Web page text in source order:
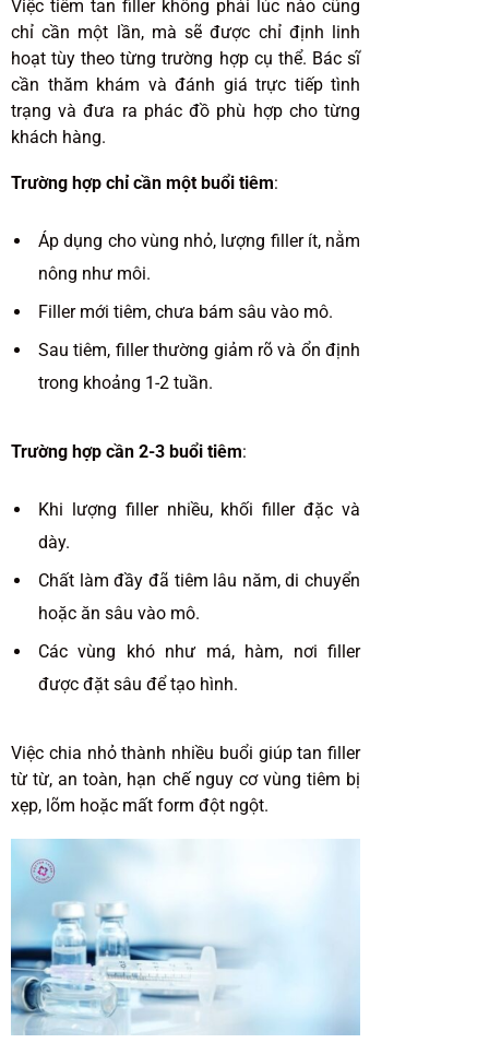
Việc tiêm tan filler không phải lúc nào cũng
chỉ cần một lần, mà sẽ được chỉ định linh
hoạt tùy theo từng trường hợp cụ thể. Bác sĩ
cần thăm khám và đánh giá trực tiếp tình
trạng và đưa ra phác đồ phù hợp cho từng
khách hàng.
Trường hợp chỉ cần một buổi tiêm:
Áp dụng cho vùng nhỏ, lượng filler ít, nằm
nông như môi.
Filler mới tiêm, chưa bám sâu vào mô.
Sau tiêm, filler thường giảm rõ và ổn định
trong khoảng 1-2 tuần.
Trường hợp cần 2-3 buổi tiêm:
Khi lượng filler nhiều, khối filler đặc và
dày.
Chất làm đầy đã tiêm lâu năm, di chuyển
hoặc ăn sâu vào mô.
Các vùng khó như má, hàm, nơi filler
được đặt sâu để tạo hình.
Việc chia nhỏ thành nhiều buổi giúp tan filler
từ từ, an toàn, hạn chế nguy cơ vùng tiêm bị
xẹp, lõm hoặc mất form đột ngột.